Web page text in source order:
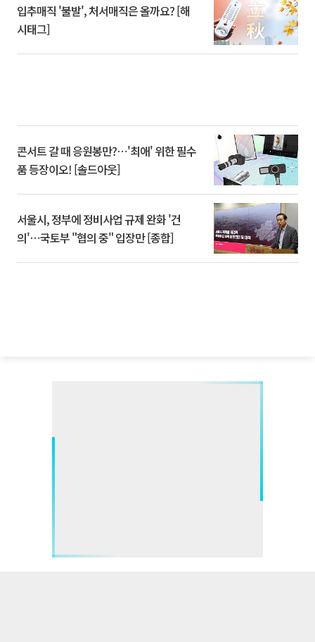
입추매직 '불발', 처서매직은 올까요? [해
시태그]
콘서트 갈 때 응원봉만?⋯'최애' 위한 필수
품 등장이오! [솔드아웃]
서울시, 정부에 정비사업 규제 완화 '건
의'⋯국토부 "협의 중" 입장만 [종합]